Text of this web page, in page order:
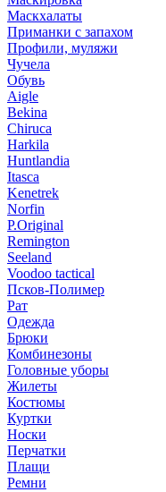
Маскхалаты
Приманки с запахом
Профили, муляжи
Чучела
Обувь
Aigle
Bekina
Chiruсa
Harkila
Huntlandia
Itasca
Kenetrek
Norfin
P.Original
Remington
Seeland
Voodoo tactical
Псков-Полимер
Рат
Одежда
Брюки
Комбинезоны
Головные уборы
Жилеты
Костюмы
Куртки
Носки
Перчатки
Плащи
Ремни